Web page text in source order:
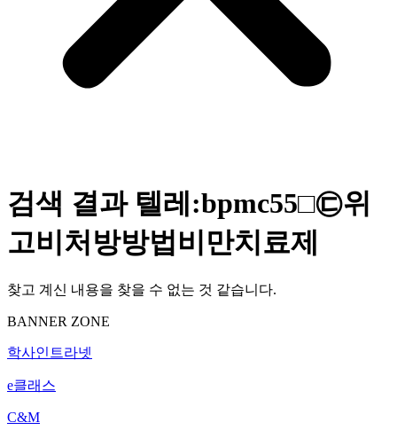
검색 결과 텔레:bpmc55□㉢위
고비처방방법비만치료제
찾고 계신 내용을 찾을 수 없는 것 같습니다.
BANNER ZONE
학사인트라넷
e클래스
C&M